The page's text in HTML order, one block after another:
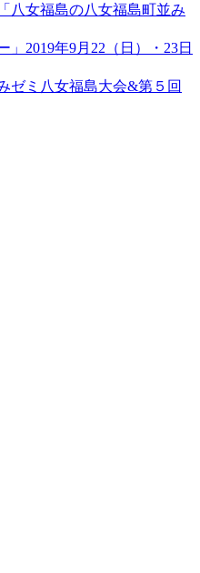
八女福島の八女福島町並み
」2019年9月22（日）・23日
ミ八女福島大会&第５回